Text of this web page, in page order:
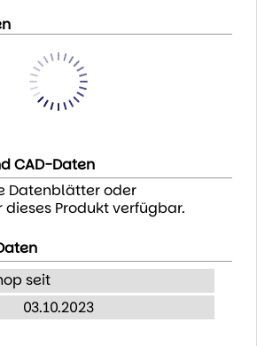
CAD-Daten
Datenblätter oder
Produkt verfügbar.
seit
03.10.2023